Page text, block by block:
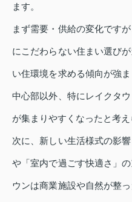
ます。
まず需要・供給の変化です
にこだわらない住まい選び
い住環境を求める傾向が強
中心部以外、特にレイクタ
が集まりやすくなったと考え
次に、新しい生活様式の影
や「室内で過ごす快適さ」
ウンは商業施設や自然が整